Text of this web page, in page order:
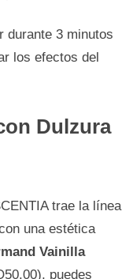
durante 3 minutos
los efectos del
Dulzura
trae la línea
una estética
Vainilla
puedes